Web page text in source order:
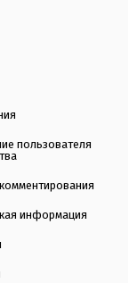
пользователя
информация